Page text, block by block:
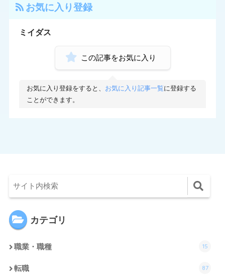
リクナビNEXT
リクルートエージェント
ロバート・ウォルターズ
お気に入り登録
ミイダス
この記事をお気に入り
お気に入り登録をすると、 お気に入り記事一覧に登録する
ことができます。
カテゴリ
職業・職種 15
転職 87